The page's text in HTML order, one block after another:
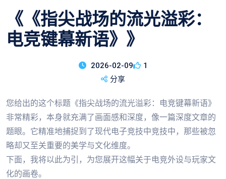
《《指尖战场的流光溢彩：
电竞键幕新语》》
2026-02-09
1
分享
您给出的这个标题《指尖战场的流光溢彩：电竞键幕新语》
非常精彩，本身就充满了画面感和深度，像一篇深度文章的
题眼。它精准地捕捉到了现代电子竞技中竞技中，那些被忽
略却又至关重要的美学与文化维度。
下面，我将以此为引，为您展开这幅关于电竞外设与玩家文
化的画卷。